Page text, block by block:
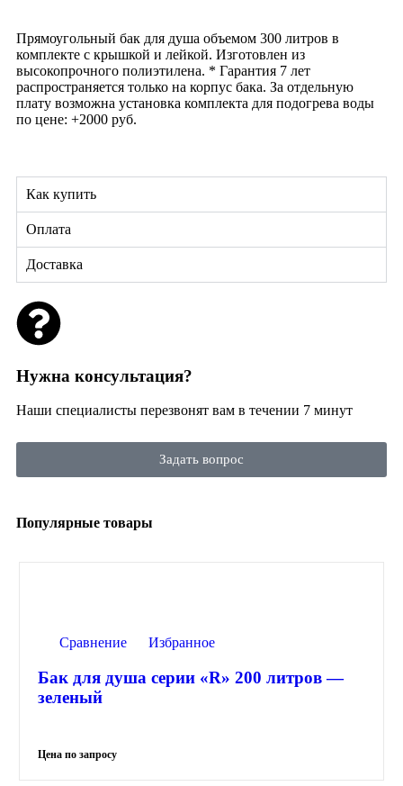
Прямоугольный бак для душа объемом 300 литров в
комплекте с крышкой и лейкой. Изготовлен из
высокопрочного полиэтилена. * Гарантия 7 лет
распространяется только на корпус бака. За отдельную
плату возможна установка комплекта для подогрева воды
по цене: +2000 руб.
Как купить
Оплата
Доставка
Нужна консультация?
Наши специалисты перезвонят вам в течении 7 минут
Задать вопрос
Популярные товары
Сравнение Избранное
Бак для душа серии «R» 200 литров —
зеленый